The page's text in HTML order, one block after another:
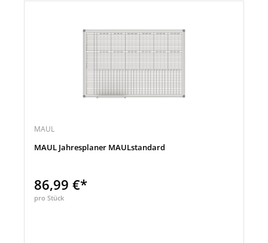
MAUL
MAUL Jahresplaner MAULstandard
86,99 €*
pro Stück